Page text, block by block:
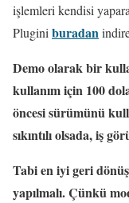
işlemleri kendisi
Plugini buradan
Demo olarak bir
kullanım için 100
öncesi sürümünü
sıkıntılı olsada, iş
Tabi en iyi geri
yapılmalı. Çünkü